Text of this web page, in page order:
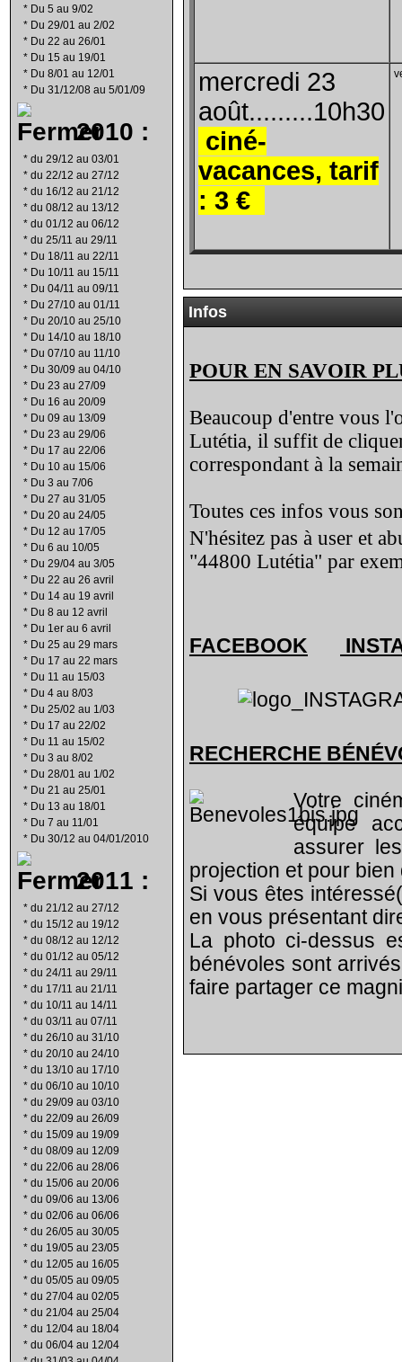
* Du 5 au 9/02
* Du 29/01 au 2/02
* Du 22 au 26/01
* Du 15 au 19/01
* Du 8/01 au 12/01
* Du 31/12/08 au 5/01/09
2010 :
* du 29/12 au 03/01
* du 22/12 au 27/12
* du 16/12 au 21/12
* du 08/12 au 13/12
* du 01/12 au 06/12
* du 25/11 au 29/11
* Du 18/11 au 22/11
* Du 10/11 au 15/11
* Du 04/11 au 09/11
* Du 27/10 au 01/11
* Du 20/10 au 25/10
* Du 14/10 au 18/10
* Du 07/10 au 11/10
* Du 30/09 au 04/10
* Du 23 au 27/09
* Du 16 au 20/09
* Du 09 au 13/09
* Du 23 au 29/06
* Du 17 au 22/06
* Du 10 au 15/06
* Du 3 au 7/06
* Du 27 au 31/05
* Du 20 au 24/05
* Du 12 au 17/05
* Du 6 au 10/05
* Du 29/04 au 3/05
* Du 22 au 26 avril
* Du 14 au 19 avril
* Du 8 au 12 avril
* Du 1er au 6 avril
* Du 25 au 29 mars
* Du 17 au 22 mars
* Du 11 au 15/03
* Du 4 au 8/03
* Du 25/02 au 1/03
* Du 17 au 22/02
* Du 11 au 15/02
* Du 3 au 8/02
* Du 28/01 au 1/02
* Du 21 au 25/01
* Du 13 au 18/01
* Du 7 au 11/01
* Du 30/12 au 04/01/2010
2011 :
* du 21/12 au 27/12
* du 15/12 au 19/12
* du 08/12 au 12/12
* du 01/12 au 05/12
* du 24/11 au 29/11
* du 17/11 au 21/11
* du 10/11 au 14/11
* du 03/11 au 07/11
* du 26/10 au 31/10
* du 20/10 au 24/10
* du 13/10 au 17/10
* du 06/10 au 10/10
* du 29/09 au 03/10
* du 22/09 au 26/09
* du 15/09 au 19/09
* du 08/09 au 12/09
* du 22/06 au 28/06
* du 15/06 au 20/06
* du 09/06 au 13/06
* du 02/06 au 06/06
* du 26/05 au 30/05
* du 19/05 au 23/05
* du 12/05 au 16/05
* du 05/05 au 09/05
* du 27/04 au 02/05
* du 21/04 au 25/04
* du 12/04 au 18/04
* du 06/04 au 12/04
mercredi 23
août.........10h30
ciné-
vacances, tarif
: 3 €
Infos
POUR EN SAVOIR
Beaucoup d'entre vous
Lutétia, il suffit de
correspondant à la
Toutes ces infos vous
N'hésitez pas à user et
"44800 Lutétia" par
FACEBOOK
RECHERCHE BÉNÉ
Votre
équipe
assurer
projection et pour bien
Si vous êtes
en vous présentant
La photo ci-dessus
bénévoles sont
faire partager ce